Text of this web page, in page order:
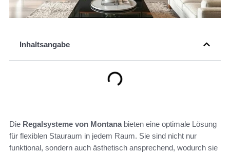
Inhaltsangabe
Die Regalsysteme von Montanabieten eine optimale Lösung
für flexiblen Stauraum in jedem Raum. Sie sind nicht nur
funktional, sondern auch ästhetisch ansprechend, wodurch sie